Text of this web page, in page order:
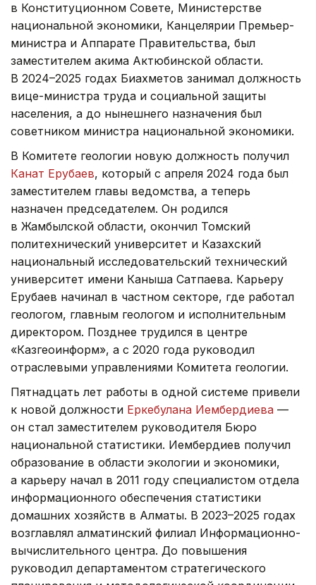
в Конституционном Совете, Министерстве
национальной экономики, Канцелярии Премьер-
министра и Аппарате Правительства, был
заместителем акима Актюбинской области.
В 2024–2025 годах Биахметов занимал должность
вице-министра труда и социальной защиты
населения, а до нынешнего назначения был
советником министра национальной экономики.
В Комитете геологии новую должность получил
Канат Ерубаев, который с апреля 2024 года был
заместителем главы ведомства, а теперь
назначен председателем. Он родился
в Жамбылской области, окончил Томский
политехнический университет и Казахский
национальный исследовательский технический
университет имени Каныша Сатпаева. Карьеру
Ерубаев начинал в частном секторе, где работал
геологом, главным геологом и исполнительным
директором. Позднее трудился в центре
«Казгеоинформ», а с 2020 года руководил
отраслевыми управлениями Комитета геологии.
Пятнадцать лет работы в одной системе привели
к новой должности Еркебулана Иембердиева —
он стал заместителем руководителя Бюро
национальной статистики. Иембердиев получил
образование в области экологии и экономики,
а карьеру начал в 2011 году специалистом отдела
информационного обеспечения статистики
домашних хозяйств в Алматы. В 2023–2025 годах
возглавлял алматинский филиал Информационно-
вычислительного центра. До повышения
руководил департаментом стратегического